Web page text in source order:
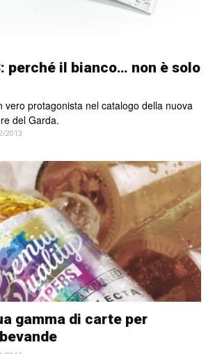
perché il bianco… non è solo
vero protagonista nel catalogo della nuova
del Garda.
2013
gamma di carte per